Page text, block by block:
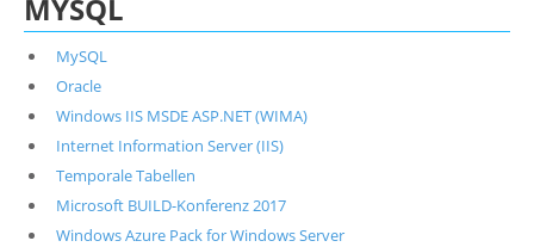
MYSQL
MySQL
Oracle
Windows IIS MSDE ASP.NET (WIMA)
Internet Information Server (IIS)
Temporale Tabellen
Microsoft BUILD-Konferenz 2017
Windows Azure Pack for Windows Server